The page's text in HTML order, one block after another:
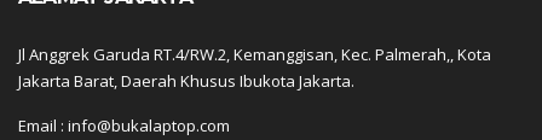
Jl Anggrek Garuda RT.4/RW.2, Kemanggisan, Kec. Palmerah,, Kota
Jakarta Barat, Daerah Khusus Ibukota Jakarta.
Email : info@bukalaptop.com